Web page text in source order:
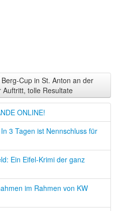
Cup in St. Anton an der
tolle Resultate
ONLINE!
3 Tagen ist Nennschluss für
Ein Eifel-Krimi der ganz
im Rahmen von KW